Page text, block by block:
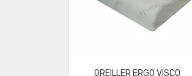
OREILLER ERGO VISCO